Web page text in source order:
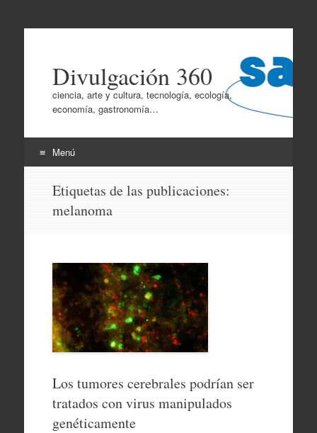
Divulgación 360
ciencia, arte y cultura, tecnología, ecología,
economía, gastronomía…
Menú
contenido
Etiquetas de las publicaciones:
melanoma
Los tumores cerebrales podrían ser
tratados con virus manipulados
genéticamente